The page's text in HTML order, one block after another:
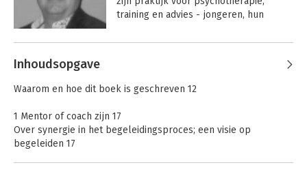
Werkboek mentor
van nu
Bekijk alle boeken
training en advies - jongeren, hun
hij trainingen voor onderwijsinstellingen
Andere boeken door Herberd
Prinsen
Inhoudsopgave
Waarom en hoe dit boek is geschreven 12
1 Mentor of coach zijn 17
Over synergie in het begeleidingsproces; een visie op
begeleiden 17